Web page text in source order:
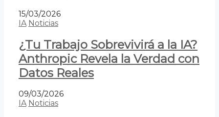
15/03/2026
IA Noticias
¿Tu Trabajo Sobrevivirá a la IA?
Anthropic Revela la Verdad con
Datos Reales
09/03/2026
IA Noticias